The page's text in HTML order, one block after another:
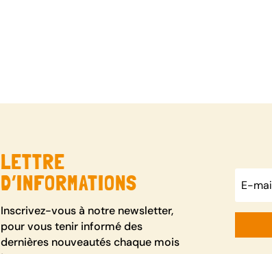
LETTRE
D’INFORMATIONS
Inscrivez-vous à notre newsletter,
pour vous tenir informé des
dernières nouveautés chaque mois